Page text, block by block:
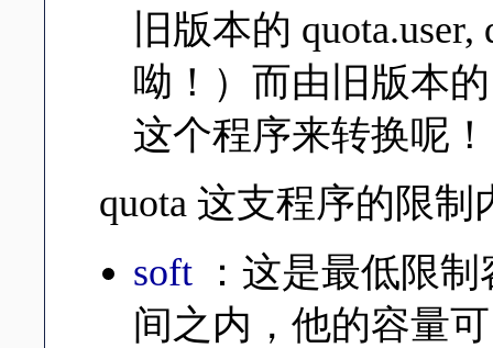
旧版本的
呦！）而由旧版本的
这个程序来转换呢！
quota 这支程序的限
soft
：这是最低限
间之内，他的容量